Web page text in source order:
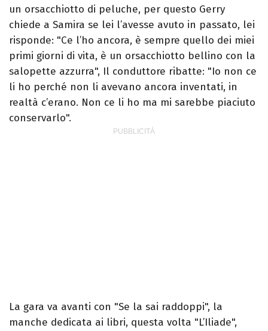
un orsacchiotto di peluche, per questo Gerry
chiede a Samira se lei l’avesse avuto in passato, lei
risponde: "Ce l’ho ancora, è sempre quello dei miei
primi giorni di vita, è un orsacchiotto bellino con la
salopette azzurra", Il conduttore ribatte: "Io non ce
li ho perché non li avevano ancora inventati, in
realtà c’erano. Non ce li ho ma mi sarebbe piaciuto
conservarlo".
La gara va avanti con "Se la sai raddoppi", la
manche dedicata ai libri, questa volta "L’Iliade",